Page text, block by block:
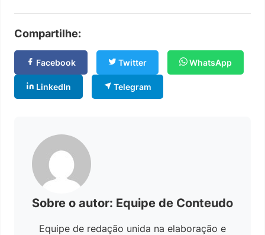
Compartilhe:
Facebook Twitter WhatsApp
LinkedIn Telegram
Sobre o autor: Equipe de Conteudo
Equipe de redação unida na elaboração e